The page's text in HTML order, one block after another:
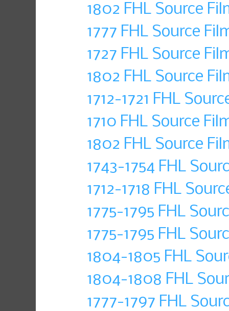
1802 FHL Source
1777 FHL Source
1727 FHL Source
1802 FHL Source
1712-1721 FHL
1710 FHL Source
1802 FHL Source
1743-1754 FHL
1712-1718 FHL
1775-1795 FHL
1775-1795 FHL
1804-1805 FHL
1804-1808 FHL
1777-1797 FHL